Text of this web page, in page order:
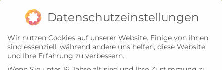
springen
Impressum Datenschutz
Datenschutzeinstellungen
Wir nutzen Cookies auf unserer Website. Einige von ihnen
sind essenziell, während andere uns helfen, diese Website
und Ihre Erfahrung zu verbessern.